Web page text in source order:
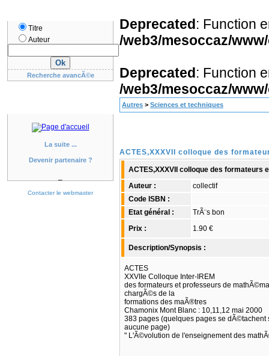
Titre
Auteur
Recherche avancÃ©e
La suite ...
Devenir partenaire ?
Contacter le webmaster
Deprecated: Function
/web3/mesoccaz/
Deprecated: Function
/web3/mesoccaz/
Autres > Sciences et techniques
ACTES,XXXVII colloque des
ACTES,XXXVII colloque des
Auteur :
collectif
Code ISBN :
Etat général :
TrÃ¨s bon
Prix :
1.90 €
Description/Synopsis :
ACTES
XXVIIe Colloque Inter-IREM
des formateurs et professeurs de
chargÃ©s de la
formations des maÃ®tres
Chamonix Mont Blanc : 10,11,12 mai 2000
383 pages (quelques pages se
aucune page)
" L'Ã©volution de l'enseignement des